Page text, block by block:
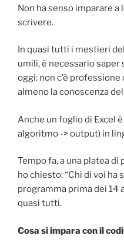
Non ha senso imparare a
scrivere.
In quasi tutti i mestieri
umili, è necessario saper
oggi: non c’è
almeno la conoscenza
Anche un foglio di Excel
algoritmo -> output) in
Tempo fa, a una platea
ho chiesto: “Chi di voi ha
programma prima dei 14
quasi tutti.
Cosa si impara con il